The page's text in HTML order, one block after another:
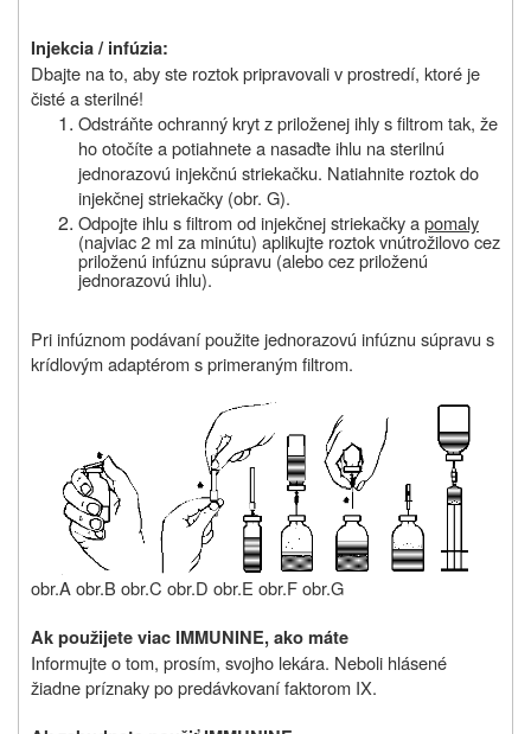
Injekcia / infúzia:
Dbajte na to, aby ste roztok pripravovali v prostredí, ktoré je
čisté a sterilné!
Odstráňte ochranný kryt z priloženej ihly s filtrom tak, že
ho otočíte a potiahnete a nasaďte ihlu na sterilnú
jednorazovú injekčnú striekačku. Natiahnite roztok do
injekčnej striekačky (obr. G).
Odpojte ihlu s filtrom od injekčnej striekačky apomaly
(najviac 2 ml za minútu) aplikujte roztok vnútrožilovo cez
priloženú infúznu súpravu (alebo cez priloženú
jednorazovú ihlu).
Pri infúznom podávaní použite jednorazovú infúznu súpravu s
krídlovým adaptérom s primeraným filtrom.
obr.A obr.B obr.C obr.D obr.E obr.F obr.G
Ak použijete viac IMMUNINE, ako máte
Informujte o tom, prosím, svojho lekára. Neboli hlásené
žiadne príznaky po predávkovaní faktorom IX.